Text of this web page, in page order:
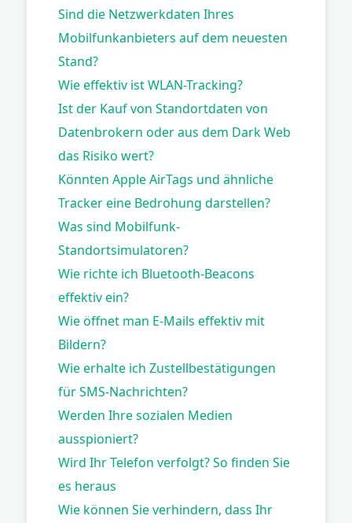
Sind die Netzwerkdaten Ihres
Mobilfunkanbieters auf dem neuesten
Stand?
Wie effektiv ist WLAN-Tracking?
Ist der Kauf von Standortdaten von
Datenbrokern oder aus dem Dark Web
das Risiko wert?
Könnten Apple AirTags und ähnliche
Tracker eine Bedrohung darstellen?
Was sind Mobilfunk-
Standortsimulatoren?
Wie richte ich Bluetooth-Beacons
effektiv ein?
Wie öffnet man E-Mails effektiv mit
Bildern?
Wie erhalte ich Zustellbestätigungen
für SMS-Nachrichten?
Werden Ihre sozialen Medien
ausspioniert?
Wird Ihr Telefon verfolgt? So finden Sie
es heraus
Wie können Sie verhindern, dass Ihr